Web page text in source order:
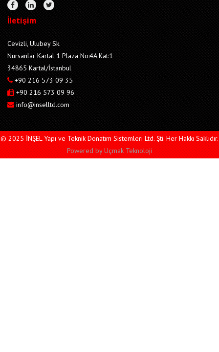
İletişim
Cevizli, Ulubey Sk.
Nursanlar Kartal 1 Plaza No:4A Kat:1
34865 Kartal/İstanbul
+90 216 573 09 35
+90 216 573 09 96
info@inselltd.com
© 2025 İNŞEL Yapı ve Teknik Donatım Sistemleri Ltd. Şti. Her Hakkı Saklıdır.
Powered by Uçmak Teknoloji